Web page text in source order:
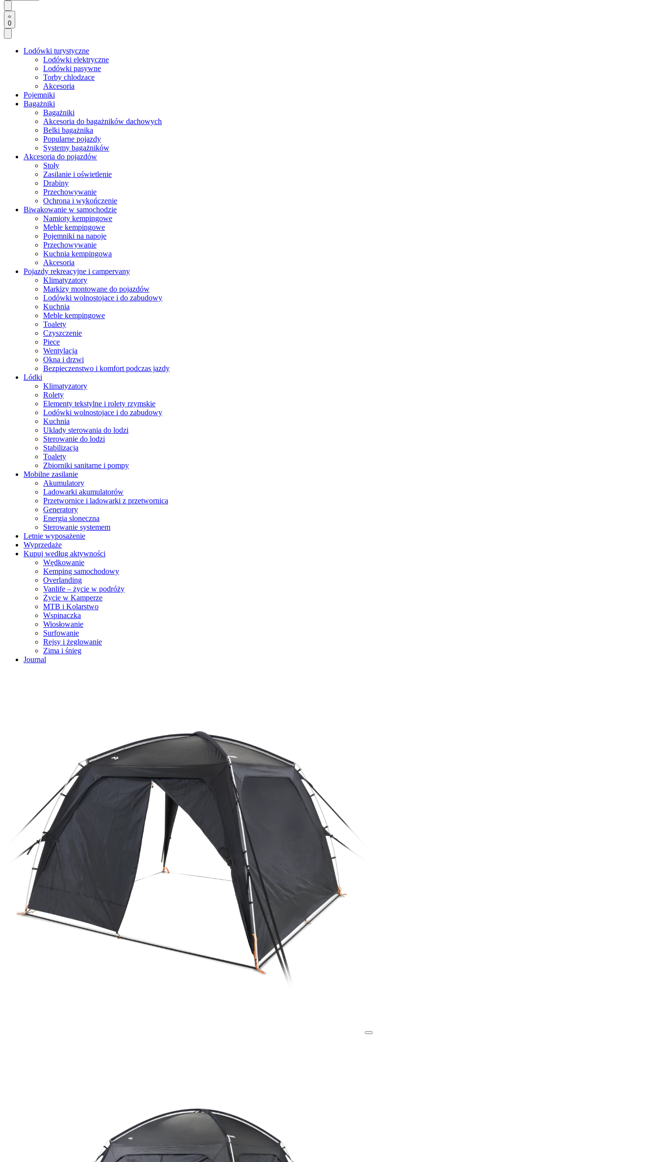
0
Lodówki turystyczne
Lodówki elektryczne
Lodówki pasywne
Torby chlodzace
Akcesoria
Pojemniki
Bagażniki
Bagażniki
Akcesoria do bagażników dachowych
Belki bagażnika
Popularne pojazdy
Systemy bagażników
Akcesoria do pojazdów
Stoły
Zasilanie i oświetlenie
Drabiny
Przechowywanie
Ochrona i wykończenie
Biwakowanie w samochodzie
Namioty kempingowe
Meble kempingowe
Pojemniki na napoje
Przechowywanie
Kuchnia kempingowa
Akcesoria
Pojazdy rekreacyjne i campervany
Klimatyzatory
Markizy montowane do pojazdów
Lodówki wolnostojace i do zabudowy
Kuchnia
Meble kempingowe
Toalety
Czyszczenie
Piece
Wentylacja
Okna i drzwi
Bezpieczenstwo i komfort podczas jazdy
Lódki
Klimatyzatory
Rolety
Elementy tekstylne i rolety rzymskie
Lodówki wolnostojace i do zabudowy
Kuchnia
Uklady sterowania do lodzi
Sterowanie do lodzi
Stabilizacja
Toalety
Zbiorniki sanitarne i pompy
Mobilne zasilanie
Akumulatory
Ladowarki akumulatorów
Przetwornice i ladowarki z przetwornica
Generatory
Energia sloneczna
Sterowanie systemem
Letnie wyposażenie
Wyprzedaże
Kupuj według aktywności
Wędkowanie
Kemping samochodowy
Overlanding
Vanlife – życie w podróży
Życie w Kamperze
MTB i Kolarstwo
Wspinaczka
Wiosłowanie
Surfowanie
Rejsy i żeglowanie
Zima i śnieg
Journal